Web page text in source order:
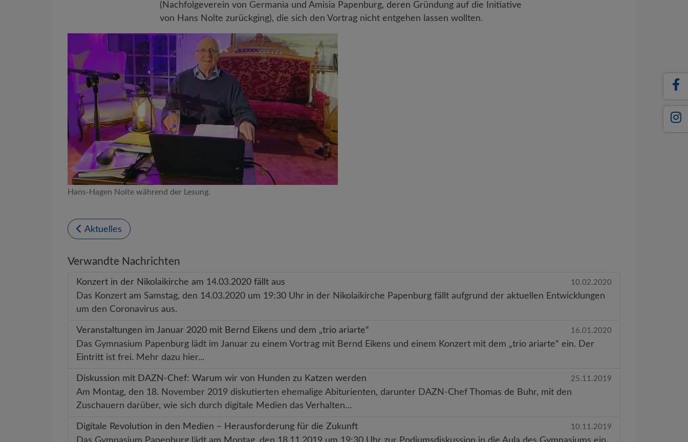
(Nachfolgeverein von Germania und Amisia Papenburg, deren Gründung auf die Initiative
von Hans Nolte zurückging), die sich den Vortrag nicht entgehen lassen wollten.
Hans-Hagen Nolte während der Lesung.
Aktuelles
Verwandte Nachrichten
Konzert in der Nikolaikirche am 14.03.2020 fällt aus 10.02.2020
Das Konzert am Samstag, den 14.03.2020 um 19:30 Uhr in der Nikolaikirche Papenburg fällt aufgrund der aktuellen Entwicklungen
um den Coronavirus aus.
Veranstaltungen im Januar 2020 mit Bernd Eikens und dem „trio ariarte“ 16.01.2020
Das Gymnasium Papenburg lädt im Januar zu einem Vortrag mit Bernd Eikens und einem Konzert mit dem „trio ariarte“ ein. Der
Eintritt ist frei. Mehr dazu hier...
Diskussion mit DAZN-Chef: Warum wir von Hunden zu Katzen werden 25.11.2019
Am Montag, den 18. November 2019 diskutierten ehemalige Abiturienten, darunter DAZN-Chef Thomas de Buhr, mit den
Zuschauern darüber, wie sich durch digitale Medien das Verhalten…
Digitale Revolution in den Medien – Herausforderung für die Zukunft 10.11.2019